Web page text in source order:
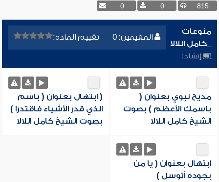
815
0
0
المقيمين: 0 تقييم المادة:
منوعات
_كامل اللالا
إنشاد:
مديح نبوي بعنوان (
باسمك الأعظم ) بصوت
الشيخ كامل اللالا
( ابتهال بعنوان ( باسم
الذي قدر الأشياء فاقتدرا )
بصوت الشيخ كامل اللالا
ابتهال بعنوان ( يا من
بجوده أتوسل )